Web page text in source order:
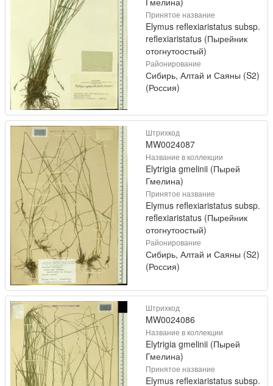
Принятое название
Elymus reflexiaristatus subsp.
reflexiaristatus (Пырейник
отогнутоостый)
Районирование
Сибирь, Алтай и Саяны (S2)
(Россия)
Штрихкод
MW0024087
Название в коллекции
Elytrigia gmelinii (Пырей
Гмелина)
Принятое название
Elymus reflexiaristatus subsp.
reflexiaristatus (Пырейник
отогнутоостый)
Районирование
Сибирь, Алтай и Саяны (S2)
(Россия)
Штрихкод
MW0024086
Название в коллекции
Elytrigia gmelinii (Пырей
Гмелина)
Принятое название
Elymus reflexiaristatus subsp.